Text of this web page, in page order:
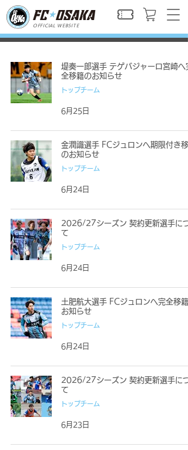
OFFICIAL WEBSITE
堤奏一郎選手 テゲバジャーロ宮崎へ
全移籍のお知らせ
トップチーム
6月25日
金潤識選手 FCジュロンへ期限付き移
のお知らせ
トップチーム
6月24日
2026/27シーズン 契約更新選手につ
て
トップチーム
6月24日
土肥航大選手 FCジュロンへ完全移籍
お知らせ
トップチーム
6月24日
2026/27シーズン 契約更新選手につ
て
トップチーム
6月23日